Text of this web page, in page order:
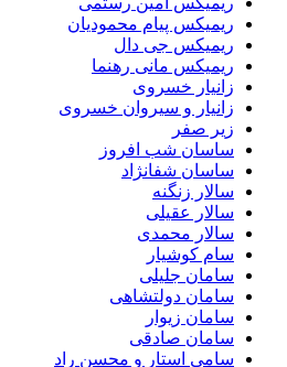
ریمیکس پیام محمودیان
ریمیکس جی دال
ریمیکس مانی رهنما
زانیار خسروی
زانیار و سیروان خسروی
زیر صفر
ساسان شب افروز
ساسان شفانژاد
سالار زنگنه
سالار عقیلی
سالار محمدی
سام کوشیار
سامان جلیلی
سامان دولتشاهی
سامان زیوار
سامان صادقی
سامی استار و محسن راد